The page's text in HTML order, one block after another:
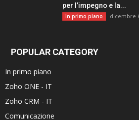
per l’impegno e la...
In primo piano dicembre
POPULAR CATEGORY
In primo piano
Zoho ONE - IT
Zoho CRM - IT
Comunicazione